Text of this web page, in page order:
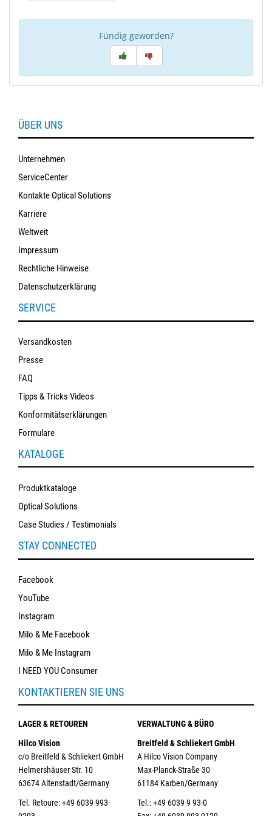
Fündig geworden?
ÜBER UNS
Unternehmen
ServiceCenter
Kontakte Optical Solutions
Karriere
Weltweit
Impressum
Rechtliche Hinweise
Datenschutzerklärung
SERVICE
Versandkosten
Presse
FAQ
Tipps & Tricks Videos
Konformitätserklärungen
Formulare
KATALOGE
Produktkataloge
Optical Solutions
Case Studies / Testimonials
STAY CONNECTED
Facebook
YouTube
Instagram
Milo & Me Facebook
Milo & Me Instagram
I NEED YOU Consumer
KONTAKTIEREN SIE UNS
LAGER & RETOUREN
Hilco Vision
c/o Breitfeld & Schliekert GmbH
Helmershäuser Str. 10
63674 Altenstadt/Germany
Tel. Retoure: +49 6039 993-
VERWALTUNG & BÜRO
Breitfeld & Schliekert GmbH
A Hilco Vision Company
Max-Planck-Straße 30
61184 Karben/Germany
Tel.: +49 6039 9 93-0